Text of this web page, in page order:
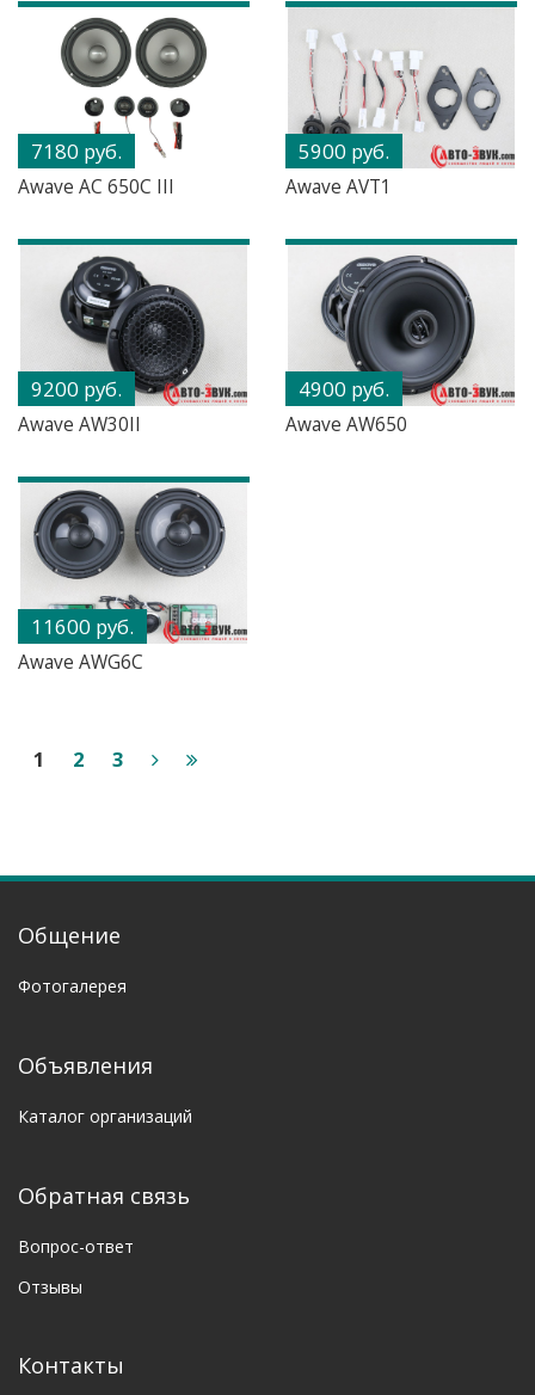
7180 руб.
Awave AC 650C III
5900 руб.
Awave AVT1
9200 руб.
Awave AW30II
4900 руб.
Awave AW650
11600 руб.
Awave AWG6C
1 2 3
Общение
Фотогалерея
Объявления
Каталог организаций
Обратная связь
Вопрос-ответ
Отзывы
Контакты